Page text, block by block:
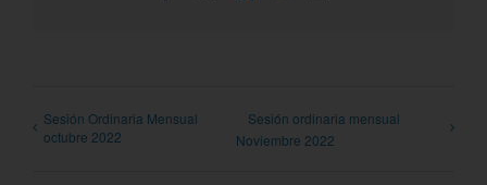
Sesión Ordinaria Mensual
octubre 2022
Sesión ordinaria mensual
Noviembre 2022